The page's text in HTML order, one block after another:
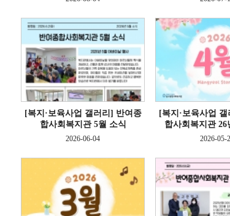
[복지·보육사업 갤러리] 반여종
합사회복지관 5월 소식
2026-06-04
[복지·보육사업 갤
합사회복지관 26
2026-05-